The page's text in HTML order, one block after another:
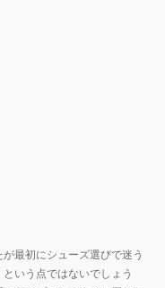
最初にシューズ選びで迷う
いう点ではないでしょう